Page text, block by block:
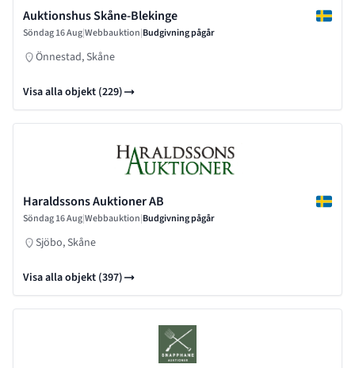
Auktionshus Skåne-Blekinge
Söndag 16 Aug|Webbauktion|Budgivning pågår
Önnestad, Skåne
Visa alla objekt (229)
Haraldssons Auktioner AB
Söndag 16 Aug|Webbauktion|Budgivning pågår
Sjöbo, Skåne
Visa alla objekt (397)